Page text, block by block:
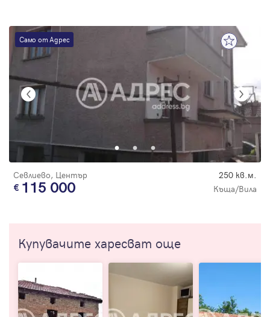
Само от Адрес
Севлиево, Център 250 кв.м.
115 000 Къща/Вила
Купувачите харесват още